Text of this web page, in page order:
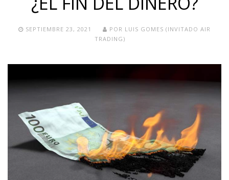
SEPTIEMBRE 23, 2021 POR LUIS GOMES (INVITADO AIR
TRADING)